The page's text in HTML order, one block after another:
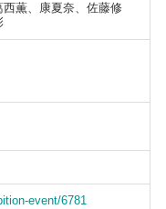
薫、康夏奈、佐藤修
event/6781